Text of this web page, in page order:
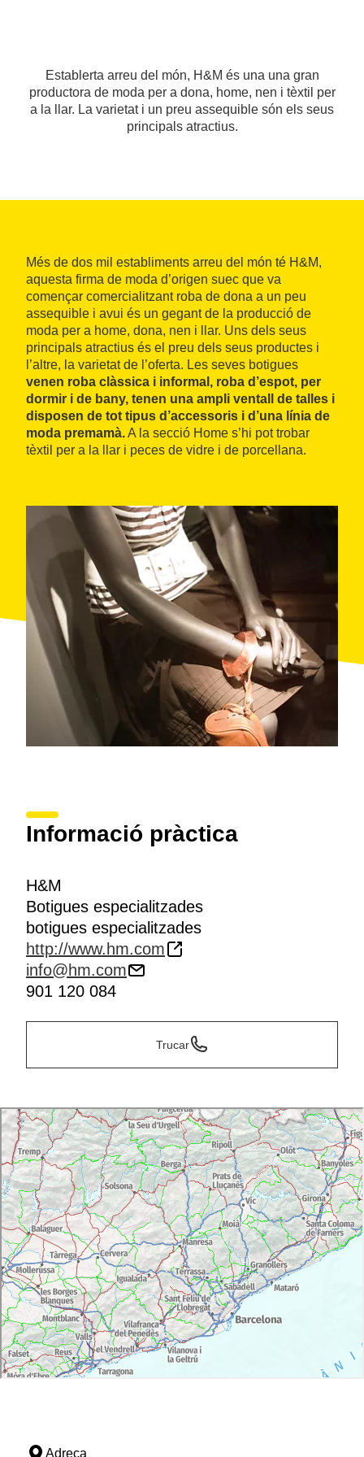
Establerta arreu del món, H&M és una una gran
productora de moda per a dona, home, nen i tèxtil per
a la llar. La varietat i un preu assequible són els seus
principals atractius.
Més de dos mil establiments arreu del món té H&M,
aquesta firma de moda d’origen suec que va
començar comercialitzant roba de dona a un peu
assequible i avui és un gegant de la producció de
moda per a home, dona, nen i llar. Uns dels seus
principals atractius és el preu dels seus productes i
l’altre, la varietat de l’oferta. Les seves botigues
venen roba clàssica i informal, roba d’espot, per
dormir i de bany, tenen una ampli ventall de talles i
disposen de tot tipus d’accessoris i d’una línia de
moda premamà.A la secció Home s’hi pot trobar
tèxtil per a la llar i peces de vidre i de porcellana.
Informació pràctica
H&M
Botigues especialitzades
botigues especialitzades
http://www.hm.com
info@hm.com
901 120 084
Trucar
Adreça